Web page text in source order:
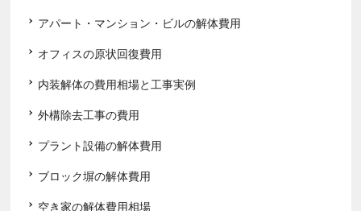
アパート・マンション・ビルの解体費用
オフィスの原状回復費用
内装解体の費用相場と工事実例
外構除去工事の費用
プラント設備の解体費用
ブロック塀の解体費用
空き家の解体費用相場